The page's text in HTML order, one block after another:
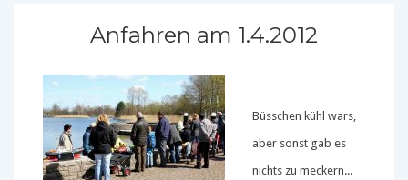
Anfahren am 1.4.2012
Büsschen kühl wars,
aber sonst gab es
nichts zu meckern...